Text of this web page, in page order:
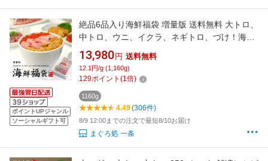
ポイントUPジャンル
ソーシャルギフト可
絶品6品入り海鮮福袋 増量版 送料無料 大トロ、
中トロ、ウニ、イクラ、ネギトロ、づけ！海鮮
丼や手巻き寿司（お中元 敬老の日 ギフト 海鮮
セット 刺身 誕生日 贈り物 プレゼント 高級）
《not-st1》om22〈st1〉[[海鮮福袋-2p]
13,980 円 送料無料
12.1円/g (1,160g)
129ポイント (1倍)
1160g
4.49(306件)
8/9 12:00までの注文で最短8/10お届け
まぐろ処 一条